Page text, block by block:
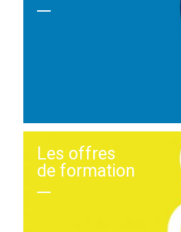
Les offres
de formation